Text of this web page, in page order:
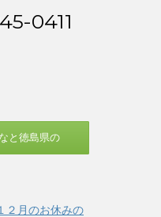
0411
と徳島県の
染め方
２月のお休みの